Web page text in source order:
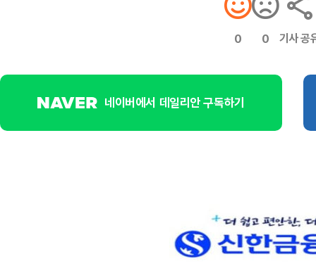
0 0 기사 공
네이버에서 데일리안 구독하기